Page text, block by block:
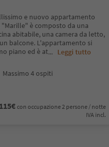
e nuovo appartamento
"Marille" è composto da una
abitabile, una camera da letto,
balcone. L'appartamento si
piano ed è at... Leggi tutto
Massimo 4 ospiti
con occupazione 2 persone / notte
IVA incl.